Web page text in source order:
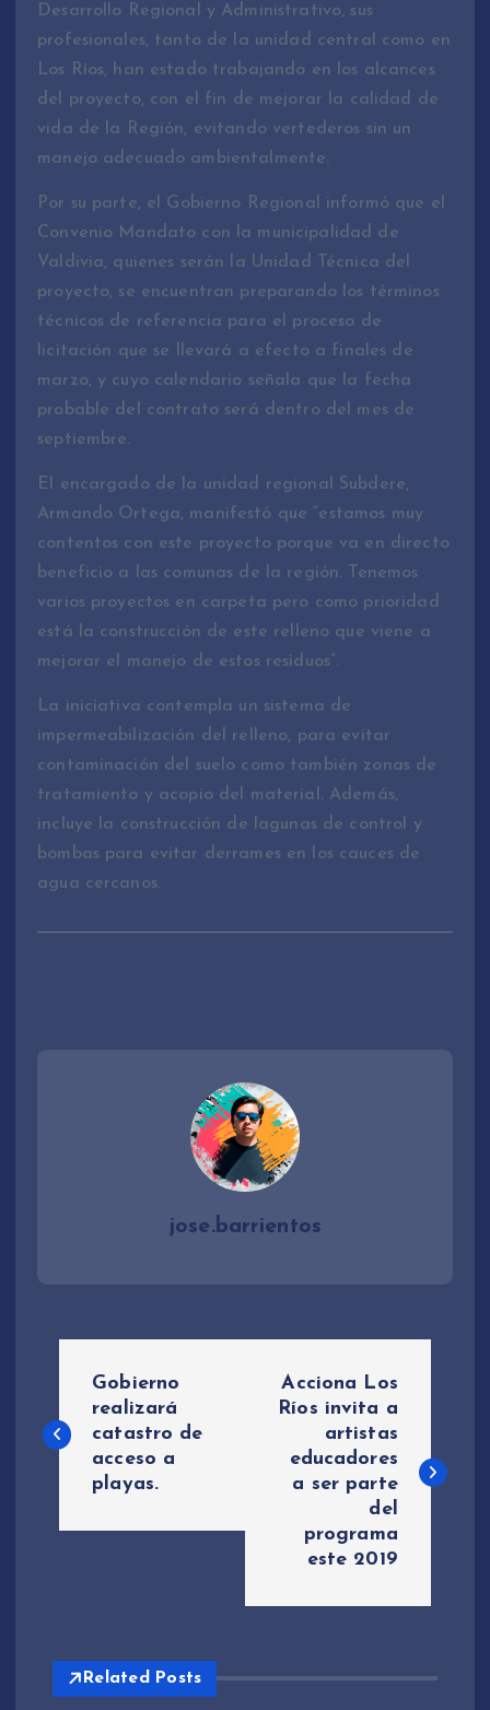
Desarrollo Regional y Administrativo, sus
profesionales, tanto de la unidad central como en
Los Ríos, han estado trabajando en los alcances
del proyecto, con el fin de mejorar la calidad de
vida de la Región, evitando vertederos sin un
manejo adecuado ambientalmente.
Por su parte, el Gobierno Regional informó que el
Convenio Mandato con la municipalidad de
Valdivia, quienes serán la Unidad Técnica del
proyecto, se encuentran preparando los términos
técnicos de referencia para el proceso de
licitación que se llevará a efecto a finales de
marzo, y cuyo calendario señala que la fecha
probable del contrato será dentro del mes de
septiembre.
El encargado de la unidad regional Subdere,
Armando Ortega, manifestó que “estamos muy
contentos con este proyecto porque va en directo
beneficio a las comunas de la región. Tenemos
varios proyectos en carpeta pero como prioridad
está la construcción de este relleno que viene a
mejorar el manejo de estos residuos”.
La iniciativa contempla un sistema de
impermeabilización del relleno, para evitar
contaminación del suelo como también zonas de
tratamiento y acopio del material. Además,
incluye la construcción de lagunas de control y
bombas para evitar derrames en los cauces de
agua cercanos.
jose.barrientos
a
e
c
Gobierno
realizará
catastro de
acceso a
playas.
Acciona Los
Ríos invita a
artistas
educadores
a ser parte
del
programa
este 2019
Related Posts